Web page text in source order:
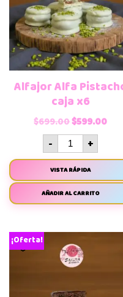
Alfajor Alfa
caja x6
$699.00$599.00
- +
VISTA RÁPIDA
AÑADIR AL CARRITO
¡Oferta!